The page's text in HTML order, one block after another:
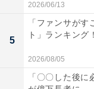
同率2位：永瀬
2026/06/13
5
「ファンサが
ト」ランキング
2026/08/05
「〇〇した後